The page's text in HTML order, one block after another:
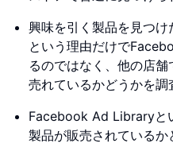
興味を引く製品を見つ
という理由だけで
るのではなく、他の店
売れているかどうかを調
Facebook Ad Libraryと
製品が販売されているか